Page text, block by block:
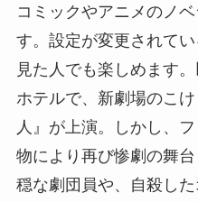
コミックやアニメのノ
す。設定が変更されて
見た人でも楽しめます
ホテルで、新劇場のこ
人』が上演。しかし、
物により再び惨劇の舞
穏な劇団員や、自殺し